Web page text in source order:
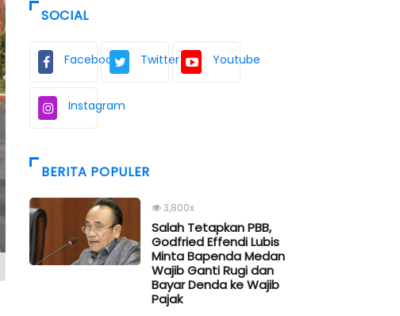
SOCIAL
Facebook Twitter Youtube
Instagram
BERITA POPULER
3,800x
Salah Tetapkan PBB,
Godfried Effendi Lubis
Minta Bapenda Medan
Wajib Ganti Rugi dan
Bayar Denda ke Wajib
Pajak